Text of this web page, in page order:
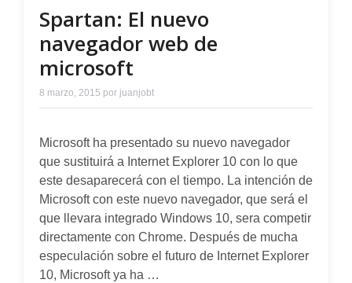
Spartan: El nuevo
navegador web de
microsoft
8 marzo, 2015 por juanjobt
Microsoft ha presentado su nuevo navegador
que sustituirá a Internet Explorer 10 con lo que
este desaparecerá con el tiempo. La intención de
Microsoft con este nuevo navegador, que será el
que llevara integrado Windows 10, sera competir
directamente con Chrome. Después de mucha
especulación sobre el futuro de Internet Explorer
10, Microsoft ya ha …